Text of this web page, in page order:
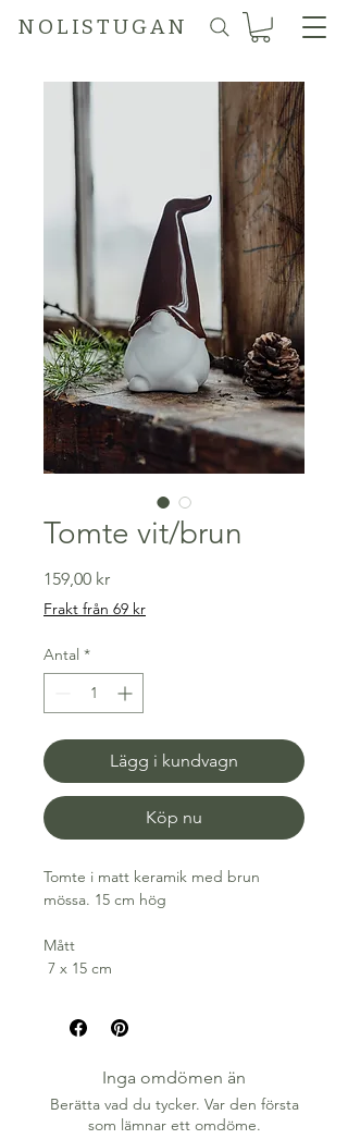
N O L I S T U G A N
Tomte vit/brun
159,00 krPris
Frakt från 69 kr
Antal *
Lägg i kundvagn
Köp nu
Tomte i matt keramik med brun
mössa. 15 cm hög
Mått
7 x 15 cm
Inga omdömen än
Berätta vad du tycker. Var den första
som lämnar ett omdöme.